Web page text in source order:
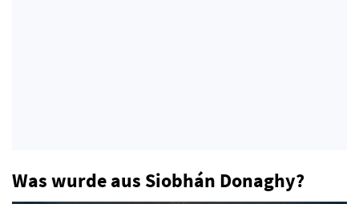
Was wurde aus Siobhán Donaghy?